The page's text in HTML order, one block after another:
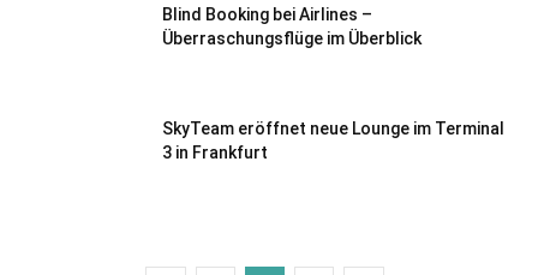
Blind Booking bei Airlines –
Überraschungsflüge im Überblick
SkyTeam eröffnet neue Lounge im Terminal
3 in Frankfurt